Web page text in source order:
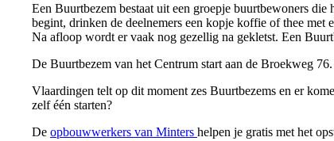
Een Buurtbezem bestaat uit een groepje buurtbewoners
begint, drinken de deelnemers een kopje koffie of thee met
Na afloop wordt er vaak nog gezellig na gekletst. Een
De Buurtbezem van het Centrum start aan de Broekweg
Vlaardingen telt op dit moment zes Buurtbezems en er
zelf één starten?
De opbouwwerkers van Minters helpen je gratis met het